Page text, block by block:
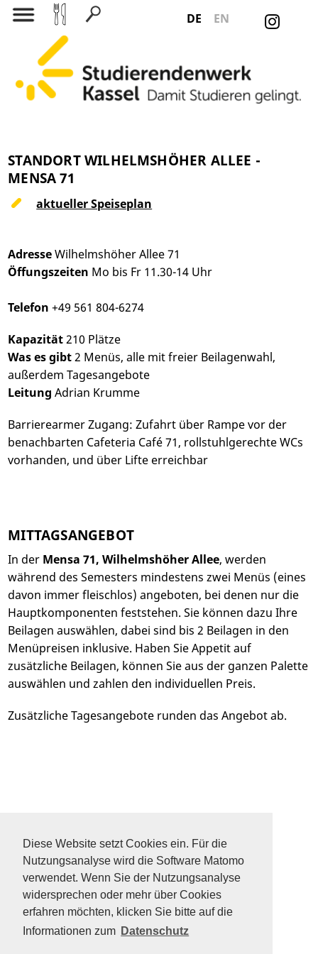
Diese Website setzt Cookies ein. Für die
Nutzungsanalyse wird die Software Matomo
verwendet. Wenn Sie der Nutzungsanalyse
widersprechen oder mehr über Cookies
erfahren möchten, klicken Sie bitte auf die
Informationen zum Datenschutz
DE EN
Suchen nach:
STANDORT WILHELMSHÖHER ALLEE -
MENSA 71
aktueller Speiseplan
AdresseWilhelmshöher Allee 71
Öffungszeiten Mo bis Fr 11.30-14 Uhr
Telefon +49 561 804-6274
Kapazität210 Plätze
Was es gibt2 Menüs, alle mit freier Beilagenwahl,
außerdem Tagesangebote
Leitung Adrian Krumme
Barrierearmer Zugang: Zufahrt über Rampe vor der
benachbarten Cafeteria Café 71, rollstuhlgerechte WCs
vorhanden, und über Lifte erreichbar
MITTAGSANGEBOT
In der Mensa 71, Wilhelmshöher Allee, werden
während des Semesters mindestens zwei Menüs (eines
davon immer fleischlos) angeboten, bei denen nur die
Hauptkomponenten feststehen. Sie können dazu Ihre
Beilagen auswählen, dabei sind bis 2 Beilagen in den
Menüpreisen inklusive. Haben Sie Appetit auf
zusätzliche Beilagen, können Sie aus der ganzen Palette
auswählen und zahlen den individuellen Preis.
Zusätzliche Tagesangebote runden das Angebot ab.
SITEMAP
FAQ
KONTAKT
IMPRESSUM